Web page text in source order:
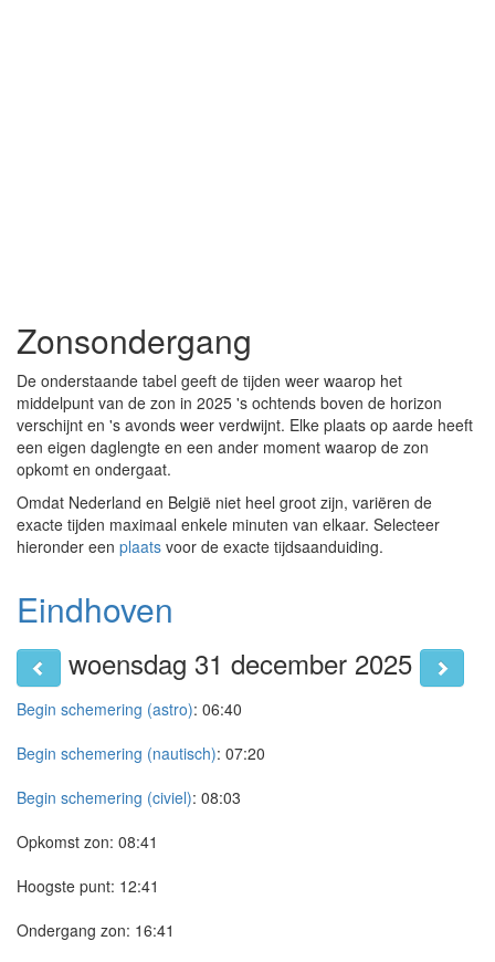
Zonsondergang
De onderstaande tabel geeft de tijden weer waarop het
middelpunt van de zon in 2025 's ochtends boven de horizon
verschijnt en 's avonds weer verdwijnt. Elke plaats op aarde heeft
een eigen daglengte en een ander moment waarop de zon
opkomt en ondergaat.
Omdat Nederland en België niet heel groot zijn, variëren de
exacte tijden maximaal enkele minuten van elkaar. Selecteer
hieronder een plaats voor de exacte tijdsaanduiding.
Eindhoven
woensdag 31 december 2025
Begin schemering (astro): 06:40
Begin schemering (nautisch): 07:20
Begin schemering (civiel): 08:03
Opkomst zon: 08:41
Hoogste punt: 12:41
Ondergang zon: 16:41